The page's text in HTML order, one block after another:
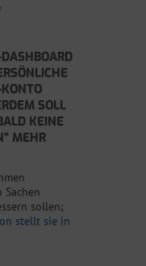
SOLL D
KEINE „
MEHR B
sollen;
stellt sie in